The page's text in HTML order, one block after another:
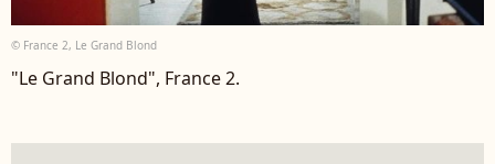
© France 2, Le Grand Blond
"Le Grand Blond", France 2.